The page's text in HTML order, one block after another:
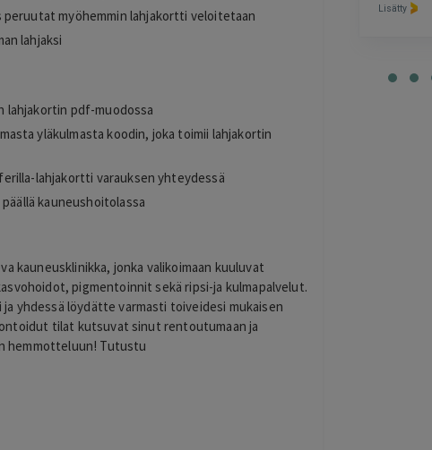
peruutat myöhemmin lahjakortti veloitetaan
lahjaksi
lahjakortin pdf-muodossa
yläkulmasta koodin, joka toimii lahjakortin
lahjakortti varauksen yhteydessä
kauneushoitolassa
kauneusklinikka, jonka valikoimaan kuuluvat
pigmentoinnit sekä ripsi-ja kulmapalvelut.
yhdessä löydätte varmasti toiveidesi mukaisen
tilat kutsuvat sinut rentoutumaan ja
hemmotteluun! Tutustu
Lisätty